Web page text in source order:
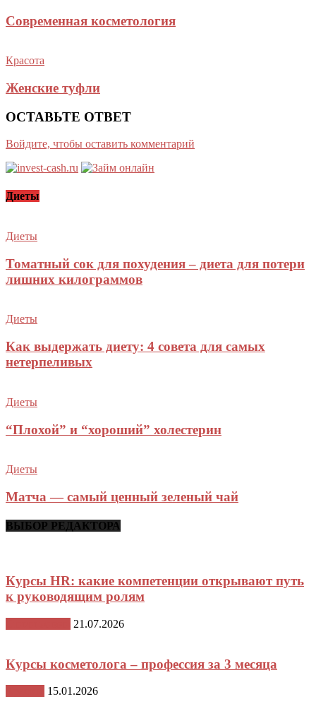
Современная косметология
Красота
Женские туфли
ОСТАВЬТЕ ОТВЕТ
Войдите, чтобы оставить комментарий
Диеты
Диеты
Томатный сок для похудения – диета для потери
лишних килограммов
Диеты
Как выдержать диету: 4 совета для самых
нетерпеливых
Диеты
“Плохой” и “хороший” холестерин
Диеты
Матча — самый ценный зеленый чай
ВЫБОР РЕДАКТОРА
Курсы HR: какие компетенции открывают путь
к руководящим ролям
21.07.2026
Курсы косметолога – профессия за 3 месяца
15.01.2026